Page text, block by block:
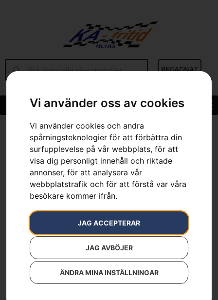
Vi använder oss av cookies
Vi använder cookies och andra
spårningsteknologier för att förbättra din
surfupplevelse på vår webbplats, för att
visa dig personligt innehåll och riktade
annonser, för att analysera vår
webbplatstrafik och för att förstå var våra
besökare kommer ifrån.
JAG ACCEPTERAR
JAG AVBÖJER
ÄNDRA MINA INSTÄLLNINGAR
BEGAGNAT
»Sortiment»Husqvarna hölster, sekatör